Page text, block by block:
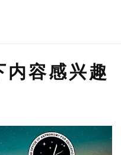
容感兴趣